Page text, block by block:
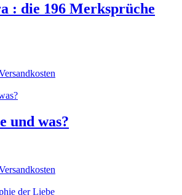
: die 196 Merksprüche
und was?